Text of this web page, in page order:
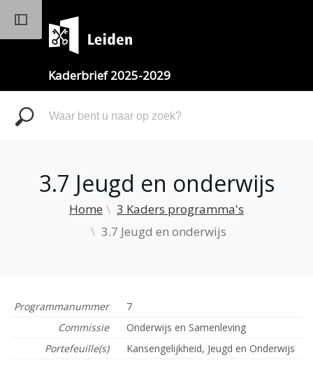
Kaderbrief 2025-2029
Zoeken
3.7 Jeugd en onderwijs
Home
3 Kaders programma's
3.7 Jeugd en onderwijs
Programmanummer
7
Commissie
Onderwijs en Samenleving
Portefeuille(s)
Kansengelijkheid, Jeugd en Onderwijs